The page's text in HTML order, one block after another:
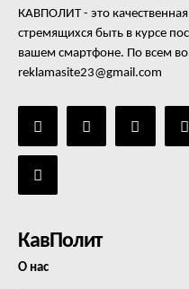
КАВПОЛИТ - это
стремящихся быть в курсе
вашем смартфоне. По всем
reklamasite23@gmail.com
КавПолит
О нас